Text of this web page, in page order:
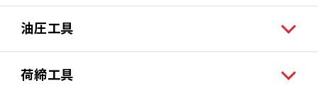
油圧工具
荷締工具